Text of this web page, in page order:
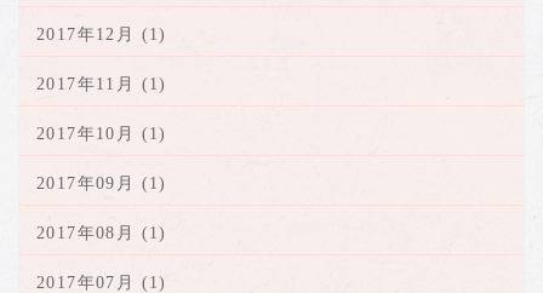
2017年12月 (1)
2017年11月 (1)
2017年10月 (1)
2017年09月 (1)
2017年08月 (1)
2017年07月 (1)